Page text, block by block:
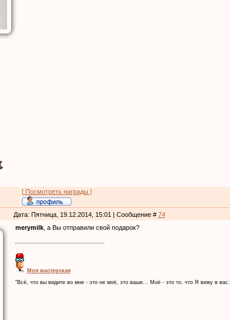
[ Посмотреть награды ]
Дата: Пятница, 19.12.2014, 15:01 | Сообщение # 74
merymilk, а Вы отправили свой подарок?
Моя мастерская
"Всё, что вы видите во мне - это не моё, это ваше... Моё - это то, что Я вижу в